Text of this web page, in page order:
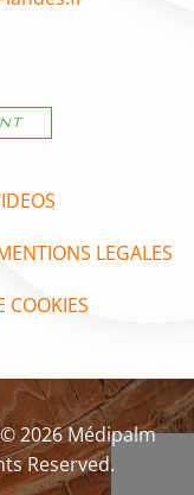
LEGALES
COOKIES
2026 Médipalm
Reserved.